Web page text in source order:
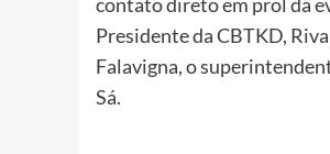
contato direto em prol da
Presidente da CBTKD,
Falavigna, o
Sá.